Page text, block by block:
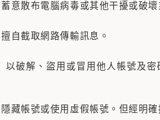
電腦病毒或其他干擾或破壞系
取網路傳輸訊息。
盜用或冒用他人帳號及密碼
或使用虛假帳號。但經明確授